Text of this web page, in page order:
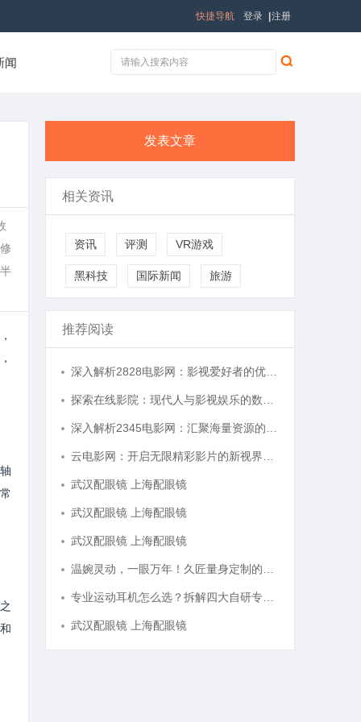
登录 注册
快捷导航
闻
发表文章
相关资讯
资讯 评测 VR游戏
黑科技 国际新闻 旅游
推荐阅读
武汉配眼镜 上海配眼镜
武汉配眼镜 上海配眼镜
武汉配眼镜 上海配眼镜
武汉配眼镜 上海配眼镜